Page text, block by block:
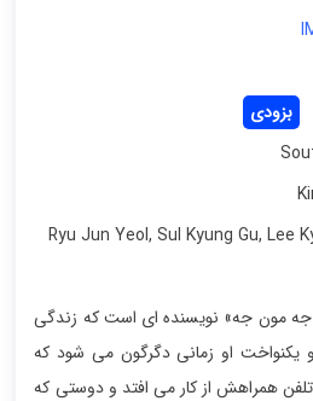
بزودی
, Sul Kyung Gu, Lee
مون جه» نویسنده ای است که زندگی
یکنواخت او زمانی دگرگون می شود که
همراهش از کار می افتد و دوستی که